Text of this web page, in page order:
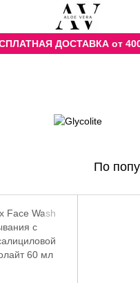
ДОСТАВКА от
По